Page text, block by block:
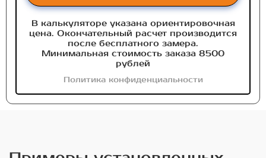
В калькуляторе указана ориентировочная
цена. Окончательный расчет производится
после бесплатного замера.
Минимальная стоимость заказа 8500
рублей
Политика конфиденциальности